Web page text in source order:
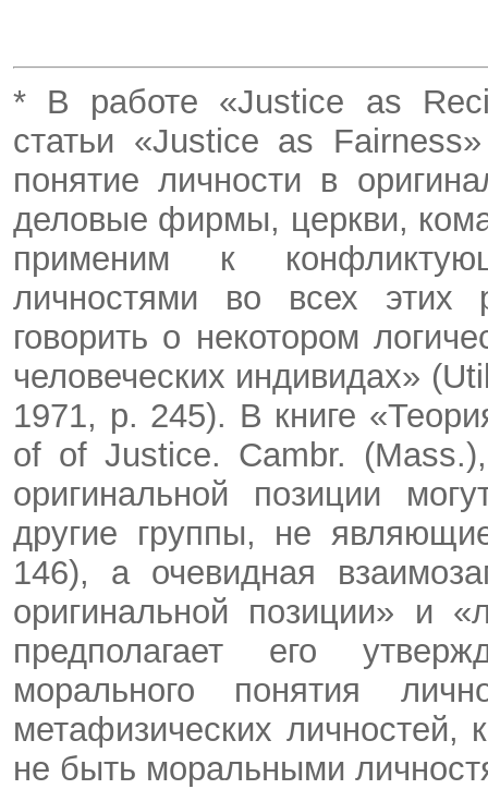
* В работе «Justice as
статьи «Justice as
понятие личности в
деловые фирмы, церкви,
применим к
личностями во всех этих
говорить о некотором
человеческих индивидах»
1971, p. 245). В книге «
of of Justice. Cambr.
оригинальной позиции
другие группы, не
146), а очевидная
оригинальной позиции» и
предполагает его
морального понятия
метафизических личностей,
не быть моральными